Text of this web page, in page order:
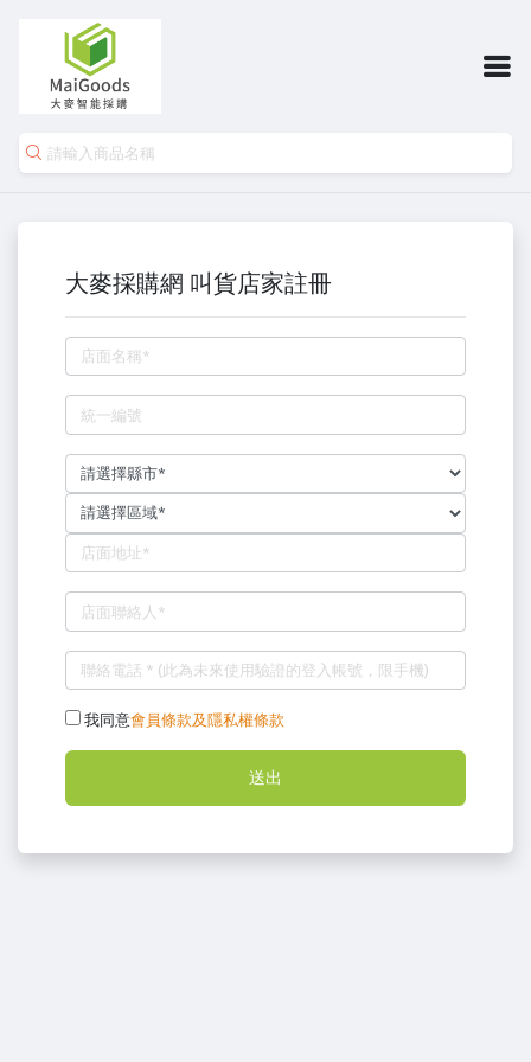
大麥採購網 叫貨店家註冊
我同意會員條款及隱私權條款
送出